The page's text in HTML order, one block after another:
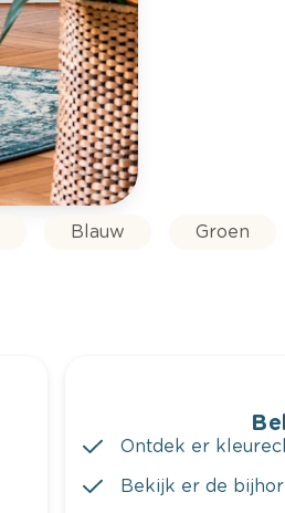
Blauw Groen
Ontdek er
Bekijk er de